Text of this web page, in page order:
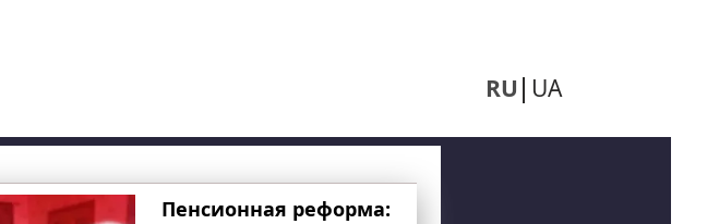
RU UA
Пенсионная реформа: